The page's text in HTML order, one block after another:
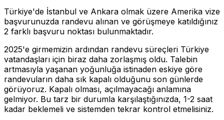
Türkiye'de İstanbul ve Ankara olmak üzere Amerika vize
başvurunuzda randevu alınan ve görüşmeye katıldığınız
2 farklı başvuru noktası bulunmaktadır.
2025'e girmemizin ardından randevu süreçleri Türkiye
vatandaşları için biraz daha zorlaşmış oldu. Talebin
artmasıyla yaşanan yoğunluğa istinaden eskiye göre
randevuların daha sık kapalı olduğunu son günlerde
görüyoruz. Kapalı olması, açılmayacağı anlamına
gelmiyor. Bu tarz bir durumla karşılaştığınızda, 1-2 saat
kadar beklemeli ve sistemden tekrar kontrol etmelisiniz.